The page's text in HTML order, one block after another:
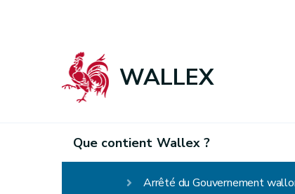
WALLEX
Que contient Wallex ?